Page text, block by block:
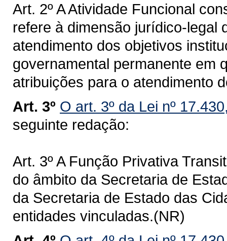
Art. 2º A Atividade Funcional
refere à dimensão jurídico-legal
atendimento dos objetivos
governamental permanente em
atribuições para o atendimento
Art. 3º O art. 3º da Lei nº
seguinte redação:
Art. 3º A Função Privativa
do âmbito da Secretaria de
da Secretaria de Estado das
entidades vinculadas.(NR)